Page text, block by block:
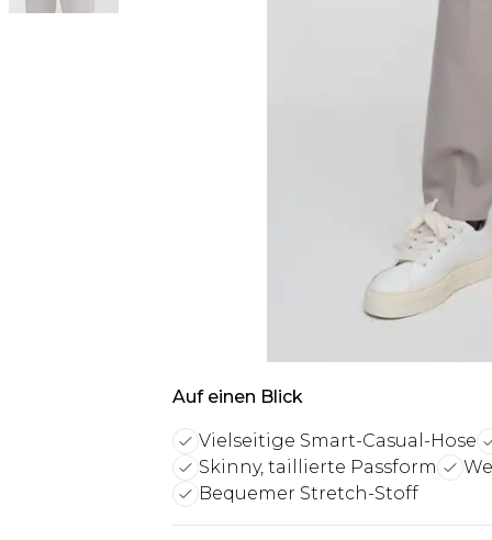
Auf einen Blick
Vielseitige Smart-Casual-Hose
Skinny, taillierte Passform
Bequemer Stretch-Stoff